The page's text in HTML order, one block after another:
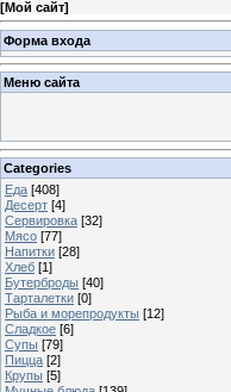
[Мой сайт]
Форма входа
Меню сайта
Categories
Еда [408]
Десерт [4]
Сервировка [32]
Мясо [77]
Напитки [28]
Хлеб [1]
Бутерброды [40]
Тарталетки [0]
Рыба и морепродукты [12]
Сладкое [6]
Супы [79]
Пицца [2]
Крупы [5]